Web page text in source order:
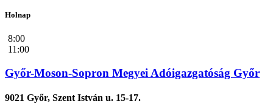
Holnap
8:00
11:00
Győr-Moson-Sopron Megyei Adóigazgatóság Győr
9021 Győr, Szent István u. 15-17.